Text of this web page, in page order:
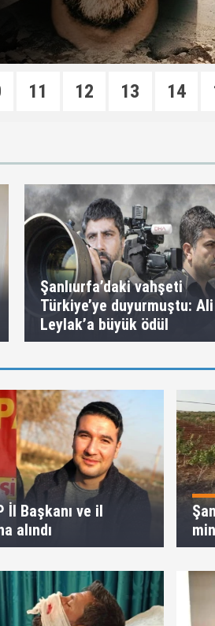
11 12 13 14
Şanlıurfa’daki vahşeti
Türkiye’ye duyurmuştu: Ali
Leylak’a büyük ödül
İl Başkanı ve il
alındı